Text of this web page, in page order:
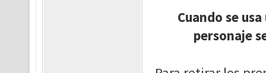
Cuando se
personaje